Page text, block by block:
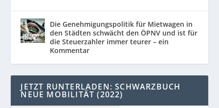
Die Genehmigungspolitik für Mietwagen in
den Städten schwächt den ÖPNV und ist für
die Steuerzahler immer teurer – ein
Kommentar
JETZT RUNTERLADEN: SCHWARZBUCH
NEUE MOBILITÄT (2022)